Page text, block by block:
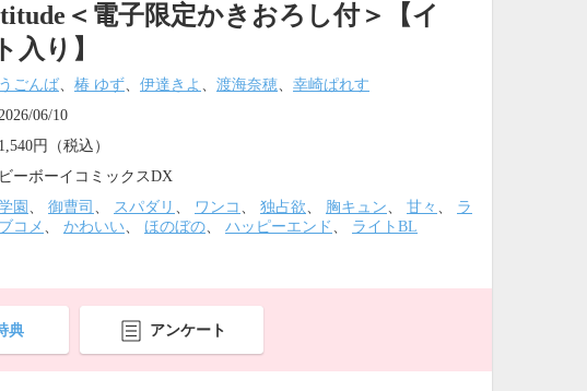
＜電子限定かきおろし付＞【イ
入り】
うごんば、 椿 ゆず、 伊達きよ 、 渡海奈穂、 幸崎ぱれす
06/10
1,540円（税込）
ビーボーイコミックスDX
園 、 御曹司 、 スパダリ 、 ワンコ 、 独占欲、 胸キュン、 甘々 、 ラ
ブコメ 、 かわいい、 ほのぼの、 ハッピーエンド 、 ライトBL
典 アンケート